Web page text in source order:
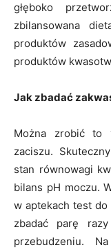
głęboko
zbilansowana
produktów
produktów
Jak zbadać
Można zrobić to
zaciszu.
stan równowagi
bilans pH moczu.
w aptekach test
zbadać parę
przebudzeniu.